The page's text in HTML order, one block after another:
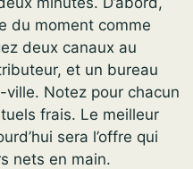
du moment comme
deux canaux au
et un bureau
Notez pour chacun
frais. Le meilleur
sera l’offre qui
nets en main.